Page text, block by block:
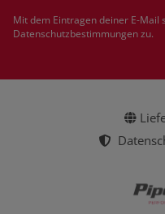
Mit dem Eintragen deiner E-Mail
Datenschutzbestimmungenzu.